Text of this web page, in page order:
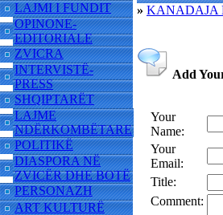
LAJMI I FUNDIT
OPINONE-
EDITORIALE
ZVICRA
INTERVISTË-
PRESS
SHQIPTARËT
LAJME
NDËRKOMBËTARE
POLITIKË
DIASPORA NË
ZVICËR DHE BOTË
PERSONAZH
ART KULTURË
» KANADAJA
Add
Your
Name:
Your
Email:
Title:
Comment: